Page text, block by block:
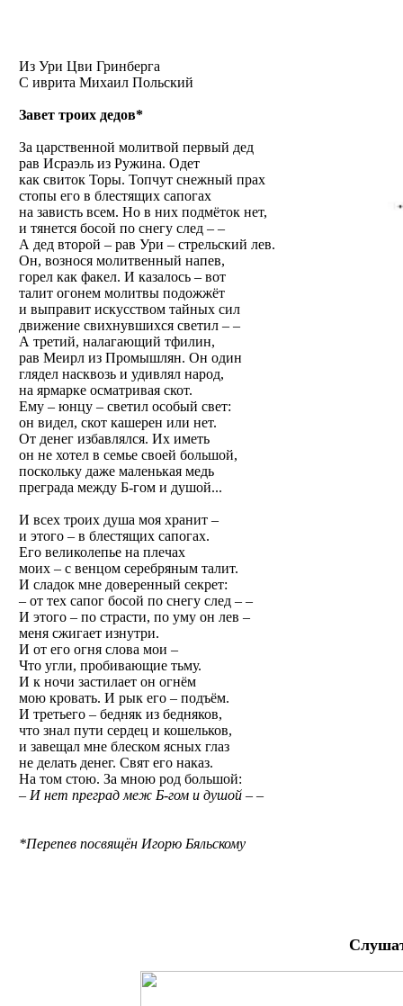
Из Ури Цви Гринберга
С иврита Михаил Польский
Завет троих дедов*
За царственной молитвой первый дед
рав Исраэль из Ружина. Одет
как свиток Торы. Топчут снежный прах
стопы его в блестящих сапогах
на зависть всем. Но в них подмёток нет,
и тянется босой по снегу след – –
А дед второй – рав Ури – стрельский лев.
Он, вознося молитвенный напев,
горел как факел. И казалось – вот
талит огонем молитвы подожжёт
и выправит искусством тайных сил
движение свихнувшихся светил – –
А третий, налагающий тфилин,
рав Меирл из Промышлян. Он один
глядел насквозь и удивлял народ,
на ярмарке осматривая скот.
Ему – юнцу – светил особый свет:
он видел, скот кашерен или нет.
От денег избавлялся. Их иметь
он не хотел в семье своей большой,
поскольку даже маленькая медь
преграда между Б-гом и душой...
И всех троих душа моя хранит –
и этого – в блестящих сапогах.
Его великолепье на плечах
моих – с венцом серебряным талит.
И сладок мне доверенный секрет:
– от тех сапог босой по снегу след – –
И этого – по страсти, по уму он лев –
меня сжигает изнутри.
И от его огня слова мои –
Что угли, пробивающие тьму.
И к ночи застилает он огнём
мою кровать. И рык его – подъём.
И третьего – бедняк из бедняков,
что знал пути сердец и кошельков,
и завещал мне блеском ясных глаз
не делать денег. Свят его наказ.
На том стою. За мною род большой:
– И нет преград меж Б-гом и душой – –
*Перепев посвящён Игорю Бяльскому